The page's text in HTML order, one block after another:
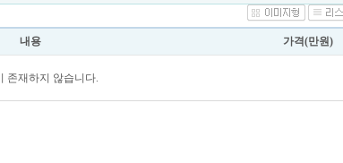
내용 가격(만원)
존재하지 않습니다.